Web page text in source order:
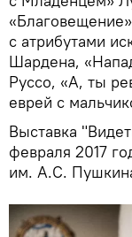
с атрибутами
Шардена,
Руссо, «А, ты
еврей с
Выставка
февраля 2017
им. А.С.